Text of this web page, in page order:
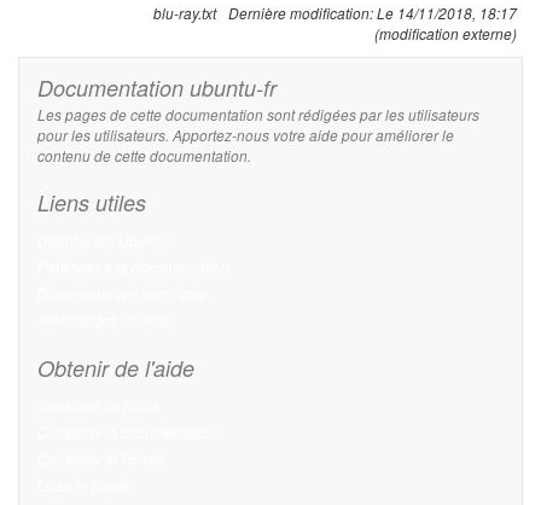
blu-ray.txt Dernière modification:Le 14/11/2018, 18:17
(modification externe)
Documentation ubuntu-fr
Les pages de cette documentation sont rédigées par les utilisateurs
pour les utilisateurs. Apportez-nous votre aide pour améliorer le
contenu de cette documentation.
Liens utiles
Obtenir de l'aide